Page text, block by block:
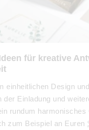
für kreative
einheitlichen Design
der Einladung und
rundum harmonisches
zum Beispiel an Euren